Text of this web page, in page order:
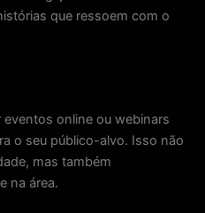
que ressoem com o
online ou webinars
o seu público-alvo. Isso não
mas também
na área.